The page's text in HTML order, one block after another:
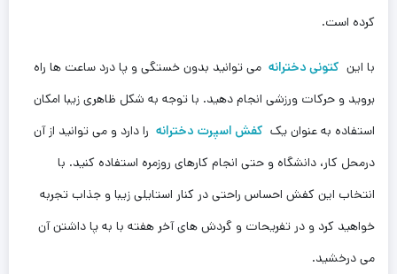
کرده است‌.
با این کتونی دخترانه می توانید بدون خستگی و پا درد ساعت ها راه
بروید و حرکات ورزشی انجام دهید. با توجه به شکل ظاهری زیبا امکان
استفاده به عنوان یک کفش اسپرت دخترانه را دارد و می توانید از آن
درمحل کار، دانشگاه و حتی انجام کارهای روزمره استفاده کنید. با
انتخاب این کفش احساس راحتی در کنار استایلی زیبا و جذاب تجربه
خواهید کرد و در تفریحات و گردش های آخر هفته با به پا داشتن آن‌
می درخشید.